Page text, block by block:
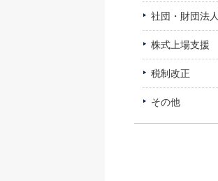
社団・財団法人
株式上場支援
税制改正
その他